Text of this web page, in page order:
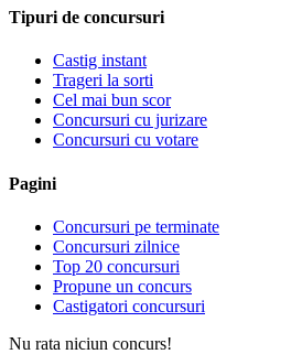
Tipuri de concursuri
Castig instant
Trageri la sorti
Cel mai bun scor
Concursuri cu jurizare
Concursuri cu votare
Pagini
Concursuri pe terminate
Concursuri zilnice
Top 20 concursuri
Propune un concurs
Castigatori concursuri
Nu rata niciun concurs!